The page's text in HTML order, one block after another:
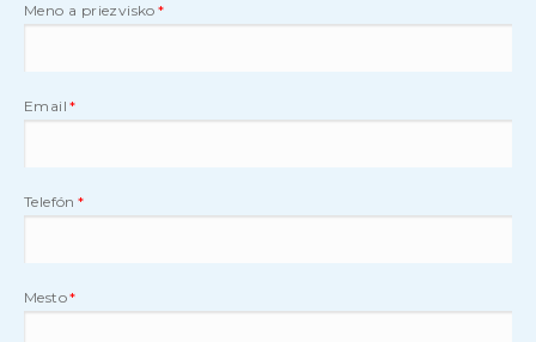
Meno a priezvisko
Email
Telefón
Mesto